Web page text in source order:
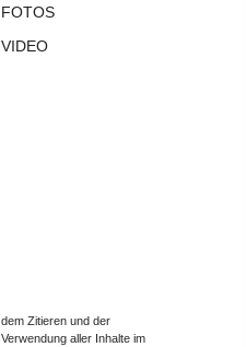
FOTOS
VIDEO
dem Zitieren und der
Verwendung aller Inhalte im